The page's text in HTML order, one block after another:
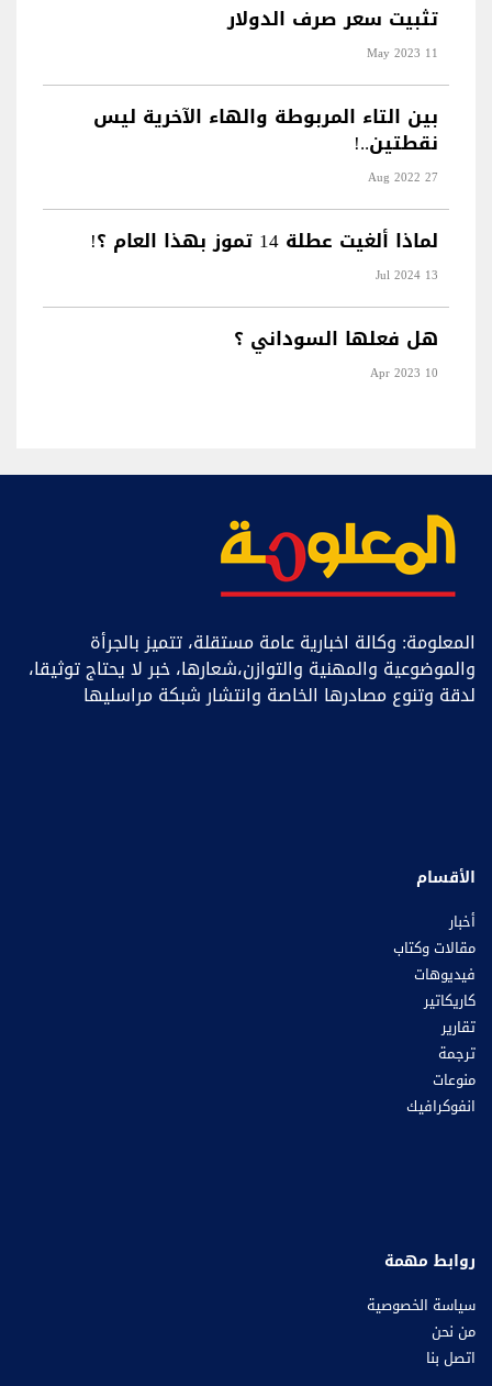
تثبيت سعر صرف الدولار
11 May 2023
بين التاء المربوطة والهاء الآخرية ليس
نقطتين..!
27 Aug 2022
لماذا ألغيت عطلة 14 تموز بهذا العام ؟!
13 Jul 2024
هل فعلها السوداني ؟
10 Apr 2023
المعلومة: وكالة اخبارية عامة مستقلة، تتميز بالجرأة
والموضوعية والمهنية والتوازن،شعارها، خبر ﻻ يحتاج توثيقا،
لدقة وتنوع مصادرها الخاصة وانتشار شبكة مراسليها
الأقسام
أخبار
مقالات وكتاب
فيديوهات
كاريكاتير
تقارير
ترجمة
منوعات
انفوكرافيك
روابط مهمة
سياسة الخصوصية
من نحن
اتصل بنا